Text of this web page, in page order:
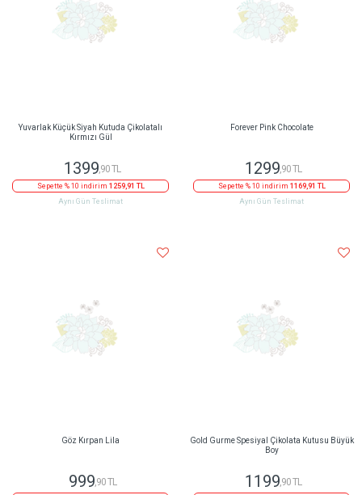
Yuvarlak Küçük Siyah Kutuda Çikolatalı
Kırmızı Gül
1399,90 TL
Sepette % 10 indirim 1259,91 TL
Aynı Gün Teslimat
Forever Pink Chocolate
1299,90 TL
Sepette % 10 indirim 1169,91 TL
Aynı Gün Teslimat
Göz Kırpan Lila
999,90 TL
Gold Gurme Spesiyal Çikolata Kutusu Büyük
Boy
1199,90 TL